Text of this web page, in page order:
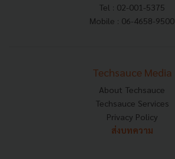
Tel : 02-001-5375
Mobile : 06-4658-9500
Techsauce Media
About Techsauce
Techsauce Services
Privacy Policy
ส่งบทความ